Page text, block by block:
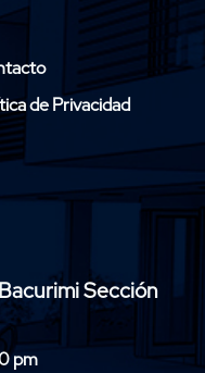
de Privacidad
Sección
pm